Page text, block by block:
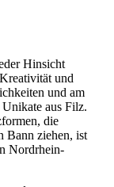
Hinsicht
und
und am
Unikate aus Filz.
die
Bann ziehen, ist
Nordrhein-